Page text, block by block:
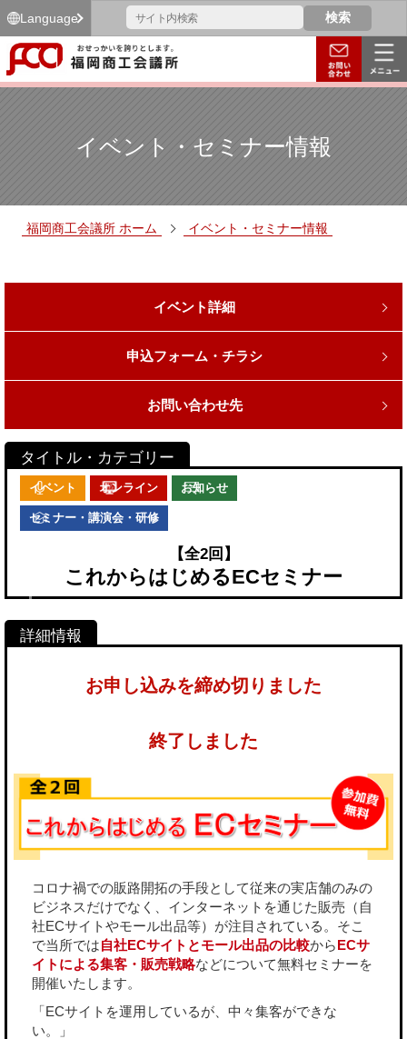
Language
イベント・セミナー情報
福岡商工会議所 ホーム イベント・セミナー情報
イベント詳細
申込フォーム・チラシ
お問い合わせ先
イベント オンライン お知らせ
セミナー・講演会・研修
【全2回】
これからはじめるECセミナー
お申し込みを締め切りました
終了しました
コロナ禍での販路開拓の手段として従来の実店舗のみの
ビジネスだけでなく、インターネットを通じた販売（自
社ECサイトやモール出品等）が注目されている。そこ
で当所では自社ECサイトとモール出品の比較からECサ
イトによる集客・販売戦略などについて無料セミナーを
開催いたします。
「ECサイトを運用しているが、中々集客ができな
い。」